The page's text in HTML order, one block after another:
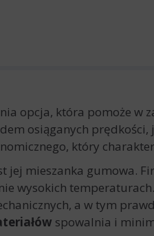
opcja, która pomoże w
osiąganych
który
jej mieszanka gumowa.
wysokich
a w tym
spowalnia i